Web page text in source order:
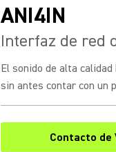
ANI4IN
Interfaz de red
El sonido de alta
sin antes contar con un
Contacto de